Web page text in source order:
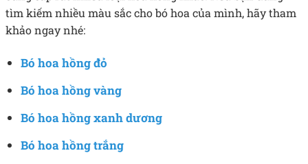
tìm kiếm nhiều màu sắc cho bó hoa của mình, hãy tham
khảo ngay nhé:
Bó hoa hồng đỏ
Bó hoa hồng vàng
Bó hoa hồng xanh dương
Bó hoa hồng trắng